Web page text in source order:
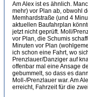
Am Alex ist es ähnlich.
mehr) vor Plan ab, obwohl
Memhardstraße (und 4
aktuellen Baufahrplan
jetzt nicht geprüft. Moll/
vor Plan, die Schumis
Minuten vor Plan
ich schon eine Fahrt, wo
Prenzlauer/Danziger auf
offenbar mal eine Ansage
gebummelt, so dass es
Moll-/Prenzlauer war. Am
erreicht, Fahrzeit für die